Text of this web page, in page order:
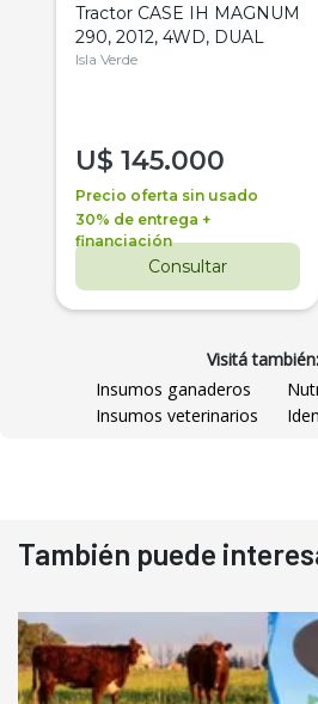
Tractor CASE IH MAGNUM
290, 2012, 4WD, DUAL
Isla Verde
U$ 145.000
Precio oferta sin usado
30% de entrega +
financiación
Consultar
Visitá también:
Insumos ganaderos
Insumos veterinarios
También puede